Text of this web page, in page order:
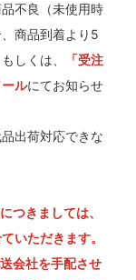
不良（未使用時
商品到着より5
もしくは、
「受注
ルにてお知らせ
出荷対応できな
つきましては、
いただきます。
会社を手配させ